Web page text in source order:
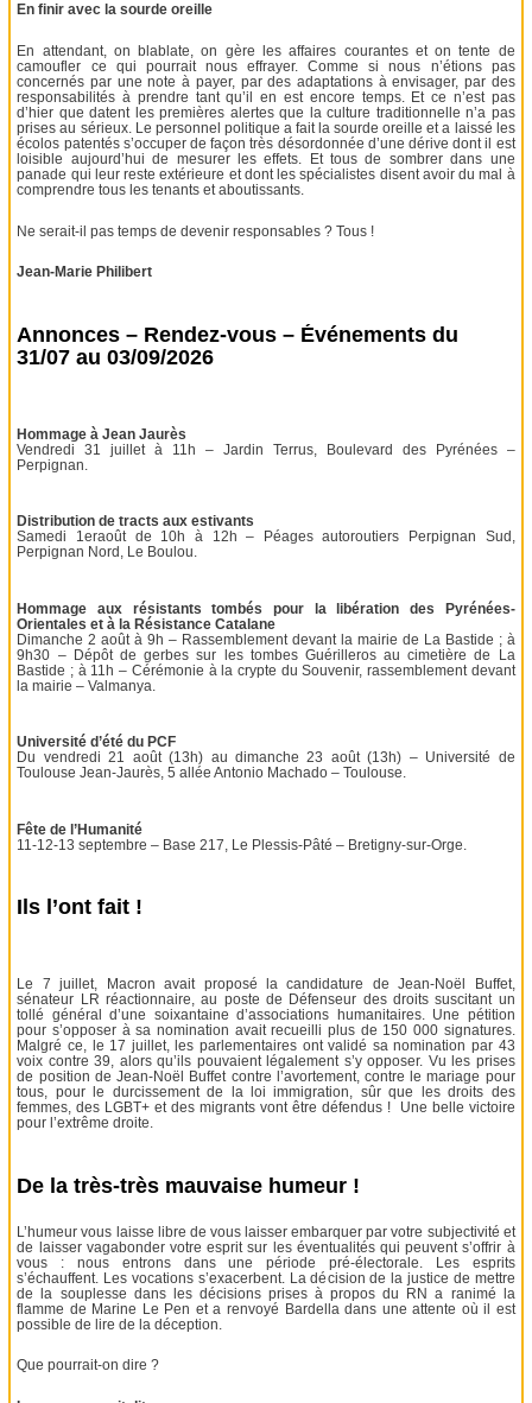
En finir avec la sourde oreille
En attendant, on blablate, on gère les affaires courantes et on tente de
camoufler ce qui pourrait nous effrayer. Comme si nous n’étions pas
concernés par une note à payer, par des adaptations à envisager, par des
responsabilités à prendre tant qu’il en est encore temps. Et ce n’est pas
d’hier que datent les premières alertes que la culture traditionnelle n’a pas
prises au sérieux. Le personnel politique a fait la sourde oreille et a laissé les
écolos patentés s’occuper de façon très désordonnée d’une dérive dont il est
loisible aujourd’hui de mesurer les effets. Et tous de sombrer dans une
panade qui leur reste extérieure et dont les spécialistes disent avoir du mal à
comprendre tous les tenants et aboutissants.
Ne serait-il pas temps de devenir responsables ? Tous !
Jean-Marie Philibert
Annonces – Rendez-vous – Événements du
31/07 au 03/09/2026
Hommage à Jean Jaurès
Vendredi 31 juillet à 11h – Jardin Terrus, Boulevard des Pyrénées –
Perpignan.
Distribution de tracts aux estivants
Samedi 1eraoût de 10h à 12h – Péages autoroutiers Perpignan Sud,
Perpignan Nord, Le Boulou.
Hommage aux résistants tombés pour la libération des Pyrénées-
Orientales et à la Résistance Catalane
Dimanche 2 août à 9h – Rassemblement devant la mairie de La Bastide ; à
9h30 – Dépôt de gerbes sur les tombes Guérilleros au cimetière de La
Bastide ; à 11h – Cérémonie à la crypte du Souvenir, rassemblement devant
la mairie – Valmanya.
Université d’été du PCF
Du vendredi 21 août (13h) au dimanche 23 août (13h) – Université de
Toulouse Jean-Jaurès, 5 allée Antonio Machado – Toulouse.
Fête de l’Humanité
11-12-13 septembre – Base 217, Le Plessis-Pâté – Bretigny-sur-Orge.
Ils l’ont fait !
Le 7 juillet, Macron avait proposé la candidature de Jean-Noël Buffet,
sénateur LR réactionnaire, au poste de Défenseur des droits suscitant un
tollé général d’une soixantaine d’associations humanitaires. Une pétition
pour s’opposer à sa nomination avait recueilli plus de 150 000 signatures.
Malgré ce, le 17 juillet, les parlementaires ont validé sa nomination par 43
voix contre 39, alors qu’ils pouvaient légalement s’y opposer. Vu les prises
de position de Jean-Noël Buffet contre l’avortement, contre le mariage pour
tous, pour le durcissement de la loi immigration, sûr que les droits des
femmes, des LGBT+ et des migrants vont être défendus ! Une belle victoire
pour l’extrême droite.
De la très-très mauvaise humeur !
L’humeur vous laisse libre de vous laisser embarquer par votre subjectivité et
de laisser vagabonder votre esprit sur les éventualités qui peuvent s’offrir à
vous : nous entrons dans une période pré-électorale. Les esprits
s’échauffent. Les vocations s’exacerbent. La décision de la justice de mettre
de la souplesse dans les décisions prises à propos du RN a ranimé la
flamme de Marine Le Pen et a renvoyé Bardella dans une attente où il est
possible de lire de la déception.
Que pourrait-on dire ?